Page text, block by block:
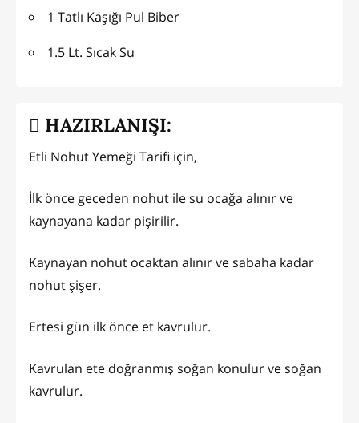
1 Tatlı Kaşığı Pul Biber
1.5 Lt. Sıcak Su
HAZIRLANIŞI:
Etli Nohut Yemeği Tarifi için,
İlk önce geceden nohut ile su ocağa alınır ve
kaynayana kadar pişirilir.
Kaynayan nohut ocaktan alınır ve sabaha kadar
nohut şişer.
Ertesi gün ilk önce et kavrulur.
Kavrulan ete doğranmış soğan konulur ve soğan
kavrulur.